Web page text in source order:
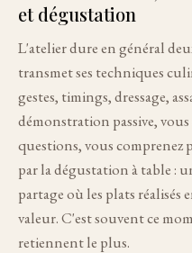
et dégustation
L'atelier dure en général
transmet ses techniques
gestes, timings, dressage,
démonstration passive, vous
questions, vous
par la dégustation à table :
partage où les plats
valeur. C'est souvent ce
retiennent le plus.